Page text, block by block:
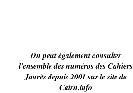
On peut également consulter
l'ensemble des numéros des Cahiers
Jaurès depuis 2001 sur le site de
Cairn.info